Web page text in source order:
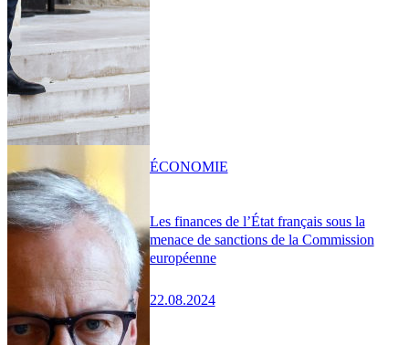
Les finances de l’État français sous la
menace de sanctions de la Commission
européenne
22.08.2024
ÉCONOMIE